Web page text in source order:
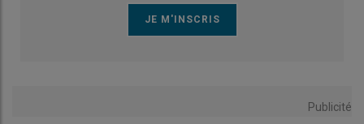
Publicité